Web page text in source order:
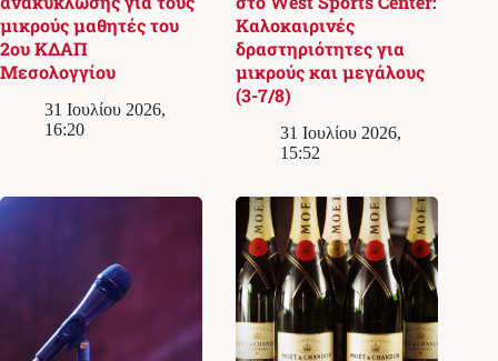
μικρούς μαθητές του
2ου ΚΔΑΠ
Μεσολογγίου
31 Ιουλίου 2026,
16:20
Καλοκαιρινές
δραστηριότητες για
μικρούς και μεγάλους
(3-7/8)
31 Ιουλίου 2026,
15:52